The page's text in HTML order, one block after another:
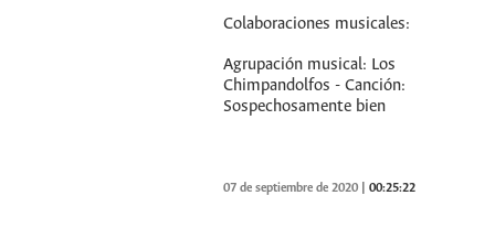
Colaboraciones musicales:
Agrupación musical: Los
Chimpandolfos - Canción:
Sospechosamente bien
07 de septiembre de 2020 |00:25:22